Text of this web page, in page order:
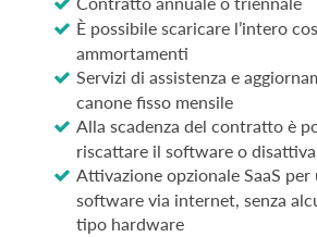
È possibile scaricare l’intero
ammortamenti
Servizi di assistenza e
canone fisso mensile
Alla scadenza del contratto è
riscattare il software o
Attivazione opzionale SaaS
software via internet, senza
tipo hardware